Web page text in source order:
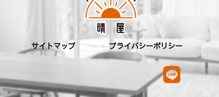
サイトマップ プライバシーポリシー